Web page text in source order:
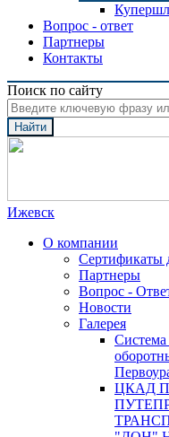
Вопрос - ответ
Партнеры
Контакты
Поиск по сайту
Найти
Ижевск
О компании
Сертификаты
Партнеры
Вопрос -
Новости
Галерея
ЦКАД